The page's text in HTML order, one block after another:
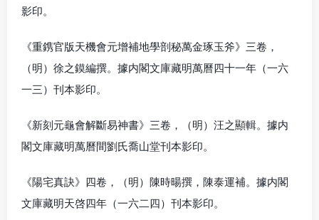
影印。
《重鎸官版天機會元增補地學剖秘萬金琢玉斧》三卷，
（明）徐之鏌編撰。據内閣文庫藏明萬曆四十一年（一六
一三）刊本影印。
《新刻元龜會解斷易神書》三卷，（明）汪之顯輯。據内
閣文庫藏明萬曆間劉氏喬山堂刊本影印。
《陽宅真訣》四卷，（明）陳時暘撰，陳泰運補。據内閣
文庫藏明天啓四年（一六二四）刊本影印。